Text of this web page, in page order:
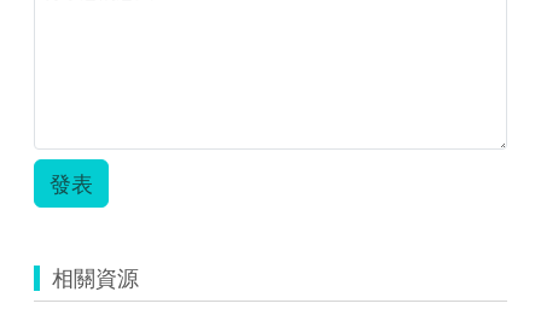
發表
相關資源